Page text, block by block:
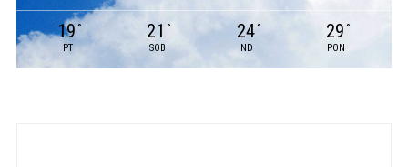
19 °
PT
21 °
SOB
24 °
ND
29 °
PON